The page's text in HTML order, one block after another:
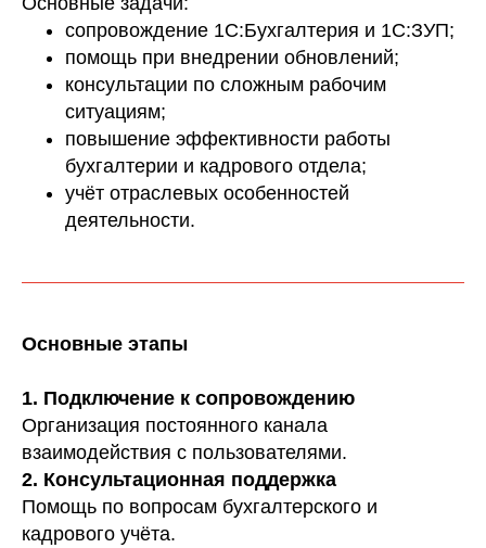
сопровождение 1С:Бухгалтерия и 1С:ЗУП;
помощь при внедрении обновлений;
консультации по сложным рабочим
ситуациям;
повышение эффективности работы
бухгалтерии и кадрового отдела;
учёт отраслевых особенностей
деятельности.
Основные этапы
1. Подключение к сопровождению
Организация постоянного канала
взаимодействия с пользователями.
2. Консультационная поддержка
Помощь по вопросам бухгалтерского и
кадрового учёта.